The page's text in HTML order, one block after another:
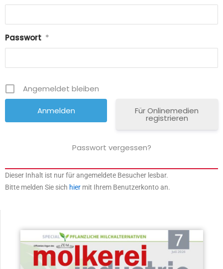
Passwort *
Angemeldet bleiben
Für Onlinemedien
registrieren
Passwort vergessen?
Dieser Inhalt ist nur für angemeldete Besucher lesbar.
Bitte melden Sie sich hier mit Ihrem Benutzerkonto an.